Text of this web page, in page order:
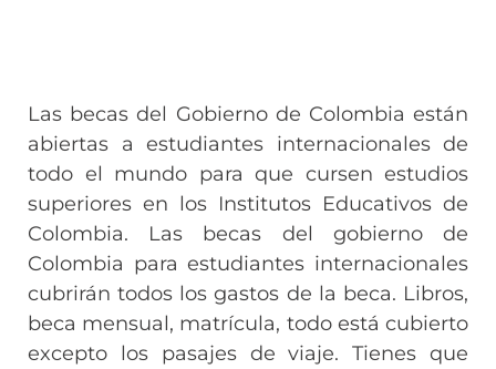
Las becas del Gobierno de Colombia están
abiertas a estudiantes internacionales de
todo el mundo para que cursen estudios
superiores en los Institutos Educativos de
Colombia. Las becas del gobierno de
Colombia para estudiantes internacionales
cubrirán todos los gastos de la beca. Libros,
beca mensual, matrícula, todo está cubierto
excepto los pasajes de viaje. Tienes que